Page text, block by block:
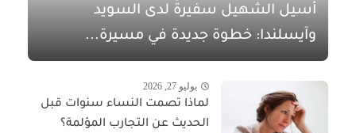
أسيل الشهيل سفيرةً لدى السويد
وآيسلندا: خطوة جديدة في مسيرة...
يوليو 27, 2026
لماذا تصمت النساء سنوات قبل
الحديث عن التجارب المؤلمة؟